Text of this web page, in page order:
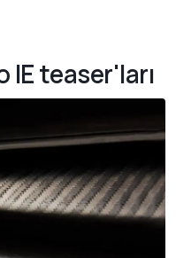
teaser'ları